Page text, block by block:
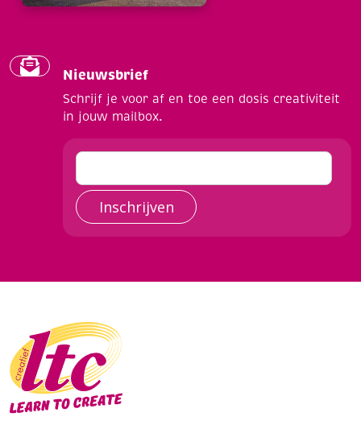
Nieuwsbrief
Schrijf je voor af en toe een dosis creativiteit
in jouw mailbox.
Inschrijven